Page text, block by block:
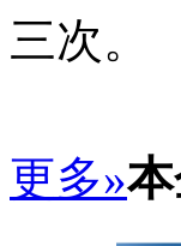
三次。
更多»